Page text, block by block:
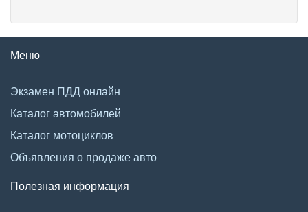
Меню
Экзамен ПДД онлайн
Каталог автомобилей
Каталог мотоциклов
Объявления о продаже авто
Полезная информация